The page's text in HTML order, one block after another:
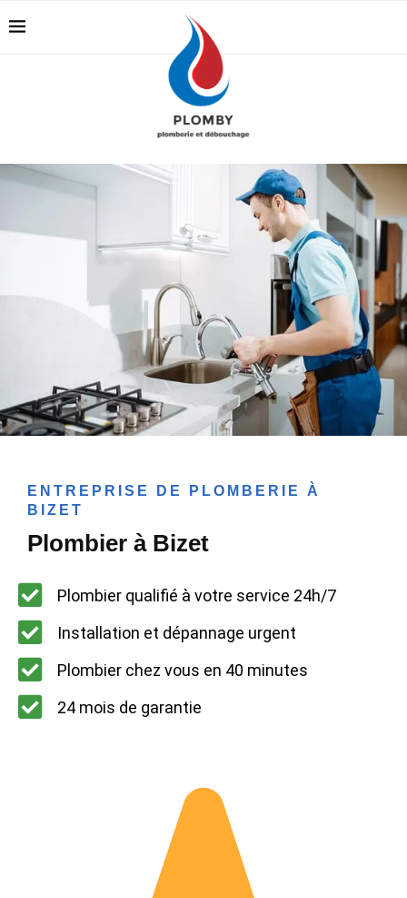
ENTREPRISE DE PLOMBERIE À
BIZET
Plombier à Bizet
Plombier qualifié à votre service 24h/7
Installation et dépannage urgent
Plombier chez vous en 40 minutes
24 mois de garantie